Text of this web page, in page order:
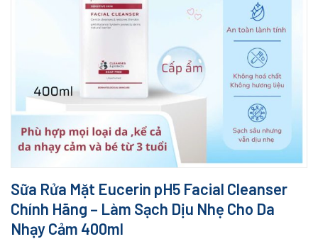
Sữa Rửa Mặt Eucerin pH5 Facial Cleanser
Chính Hãng – Làm Sạch Dịu Nhẹ Cho Da
Nhạy Cảm 400ml